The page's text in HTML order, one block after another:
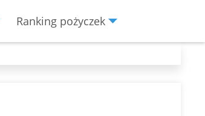
Ranking pożyczek